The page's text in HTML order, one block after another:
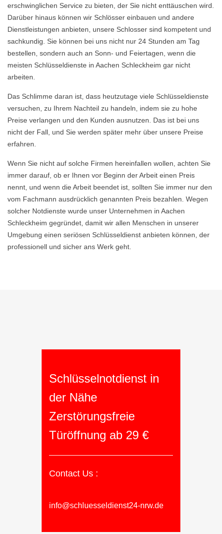
erschwinglichen Service zu bieten, der Sie nicht enttäuschen wird.
Darüber hinaus können wir Schlösser einbauen und andere
Dienstleistungen anbieten, unsere Schlosser sind kompetent und
sachkundig. Sie können bei uns nicht nur 24 Stunden am Tag
bestellen, sondern auch an Sonn- und Feiertagen, wenn die
meisten Schlüsseldienste in Aachen Schleckheim gar nicht
arbeiten.
Das Schlimme daran ist, dass heutzutage viele Schlüsseldienste
versuchen, zu Ihrem Nachteil zu handeln, indem sie zu hohe
Preise verlangen und den Kunden ausnutzen. Das ist bei uns
nicht der Fall, und Sie werden später mehr über unsere Preise
erfahren.
Wenn Sie nicht auf solche Firmen hereinfallen wollen, achten Sie
immer darauf, ob er Ihnen vor Beginn der Arbeit einen Preis
nennt, und wenn die Arbeit beendet ist, sollten Sie immer nur den
vom Fachmann ausdrücklich genannten Preis bezahlen. Wegen
solcher Notdienste wurde unser Unternehmen in Aachen
Schleckheim gegründet, damit wir allen Menschen in unserer
Umgebung einen seriösen Schlüsseldienst anbieten können, der
professionell und sicher ans Werk geht.
Schlüsselnotdienst in
der Nähe
Zerstörungsfreie
Türöffnung ab 29 €
Contact Us :
info@schluesseldienst24-nrw.de